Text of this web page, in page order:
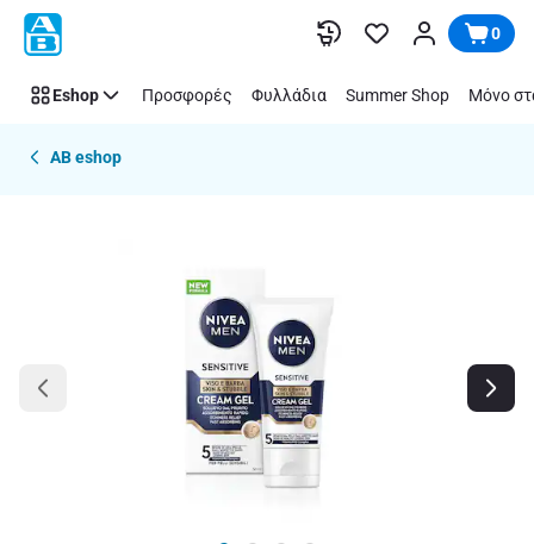
Παράλειψη 0
Eshop Προσφορές Φυλλάδια Summer Shop Μόνο
AB eshop